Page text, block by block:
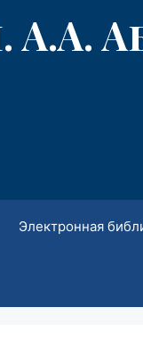
Электронная